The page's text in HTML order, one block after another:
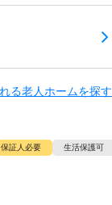
る老人ホームを探す
保証人必要
生活保護可